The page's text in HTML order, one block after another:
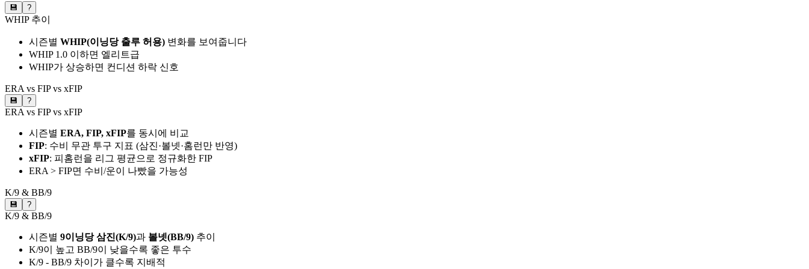
💾 ?
WHIP 추이
시즌별 WHIP(이닝당 출루 허용) 변화를 보여줍니다
WHIP 1.0 이하면 엘리트급
WHIP가 상승하면 컨디션 하락 신호
ERA vs FIP vs xFIP
💾 ?
ERA vs FIP vs xFIP
시즌별 ERA, FIP, xFIP를 동시에 비교
FIP: 수비 무관 투구 지표 (삼진·볼넷·홈런만 반영)
xFIP: 피홈런을 리그 평균으로 정규화한 FIP
ERA > FIP면 수비/운이 나빴을 가능성
K/9 & BB/9
💾 ?
K/9 & BB/9
시즌별 9이닝당 삼진(K/9)과 볼넷(BB/9) 추이
K/9이 높고 BB/9이 낮을수록 좋은 투수
K/9 - BB/9 차이가 클수록 지배적